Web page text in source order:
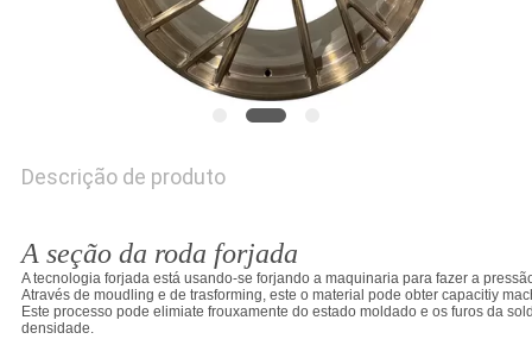
Descrição de produto
A seção da roda forjada
A tecnologia forjada está usando-se forjando a maquinaria para fazer a
Através de moudling e de trasforming, este o material pode obter capacitiy
Este processo pode elimiate frouxamente do estado moldado e os furos da
densidade.